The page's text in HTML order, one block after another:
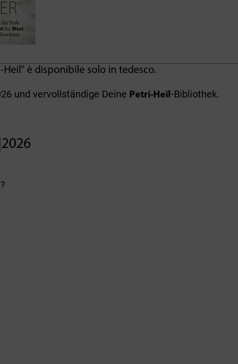
Heil" è disponibile solo in tedesco.
und vervollständige Deine Petri-Heil-Bibliothek.